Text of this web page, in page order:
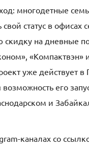
многодетные
статус в офисах
скидку на дневные
«Компактвэн»
уже действует в
возможность его
и
каналах со